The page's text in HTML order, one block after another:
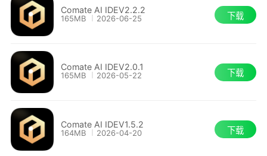
支持通过自然语言对话，端到端地完成各类编程任
务，实现与开发者的高效协同。
自定义智能体：为特定技术领域或业务场景提
供深度优化，弥补通用模型在专业领域的不足。同
时支持用户按需定制，满足个性化的编程需求。
多智能体协同：能够自动将复杂任务拆解，并
唤起多个分工明确的子智能体协同处理。通过隔离
Comate AI IDEV2.2.2
165MB 2026-06-25 下载
Comate AI IDEV2.0.1
165MB 2026-05-22 下载
Comate AI IDEV1.5.2
164MB 2026-04-20 下载